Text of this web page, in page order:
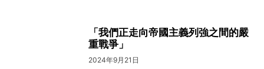
「我們正走向帝國主義列強之間的嚴
重戰爭」
2024年9月21日